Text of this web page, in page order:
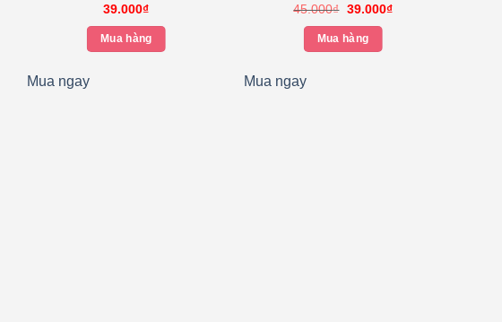
39.000₫
Mua hàng
Mua ngay
45.000₫ Giá
là:
45.000₫.
39.000₫Giá
Mua hàng
Mua ngay